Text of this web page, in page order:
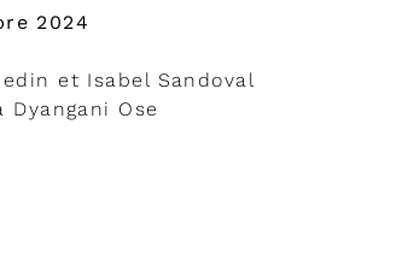
2024
et Isabel Sandoval
Dyangani Ose